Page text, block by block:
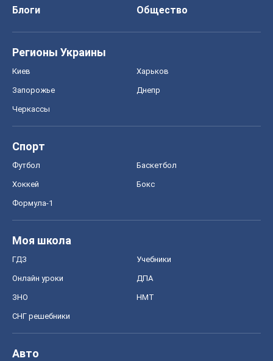
Блоги
Общество
Регионы Украины
Киев Харьков
Запорожье Днепр
Черкассы
Спорт
Футбол Баскетбол
Хоккей Бокс
Формула-1
Моя школа
ГДЗ Учебники
Онлайн уроки ДПА
ЗНО НМТ
СНГ решебники
Авто